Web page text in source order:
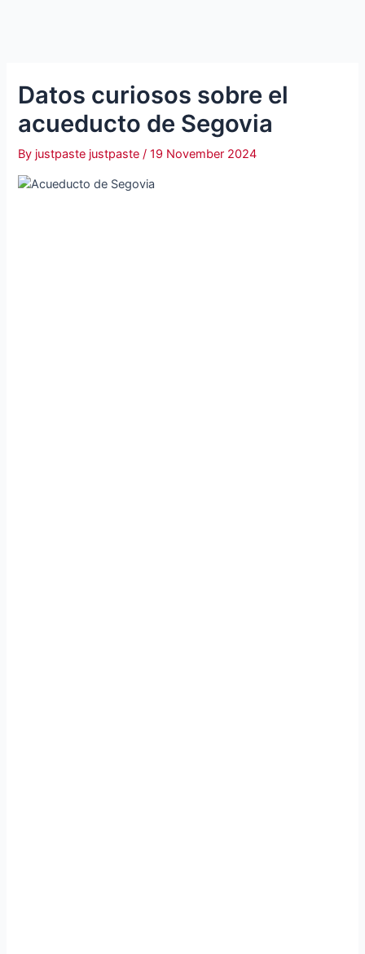
Datos curiosos sobre el
acueducto de Segovia
By justpaste justpaste/19 November 2024